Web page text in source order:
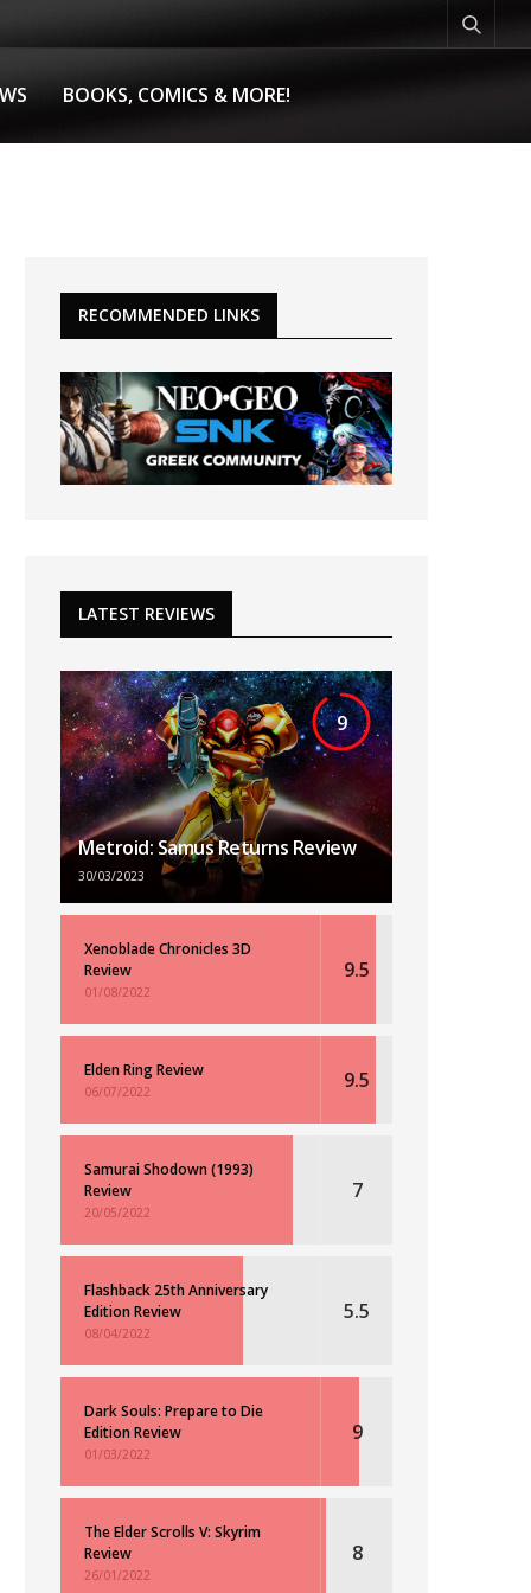
BOOKS, COMICS & MORE!
RECOMMENDED LINKS
LATEST REVIEWS
9
Metroid: Samus Returns Review
30/03/2023
Xenoblade Chronicles 3D
Review
01/08/2022
9.5
Elden Ring Review
06/07/2022 9.5
Samurai Shodown (1993)
Review
20/05/2022
7
Flashback 25th Anniversary
Edition Review
08/04/2022
5.5
Dark Souls: Prepare to Die
Edition Review
01/03/2022
9
The Elder Scrolls V: Skyrim
Review
26/01/2022
8